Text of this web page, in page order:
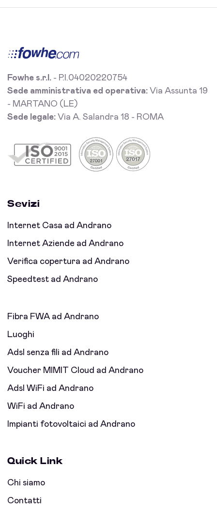
Fowhe s.r.l. - P.I.04020220754
Sede amministrativa ed operativa: Via Assunta 19
- MARTANO (LE)
Sede legale: Via A. Salandra 18 - ROMA
Sevizi
Internet Casa ad Andrano
Internet Aziende ad Andrano
Verifica copertura ad Andrano
Speedtest ad Andrano
Fibra FWA ad Andrano
Luoghi
Adsl senza fili ad Andrano
Voucher MIMIT Cloud ad Andrano
Adsl WiFi ad Andrano
WiFi ad Andrano
Impianti fotovoltaici ad Andrano
Quick Link
Chi siamo
Contatti